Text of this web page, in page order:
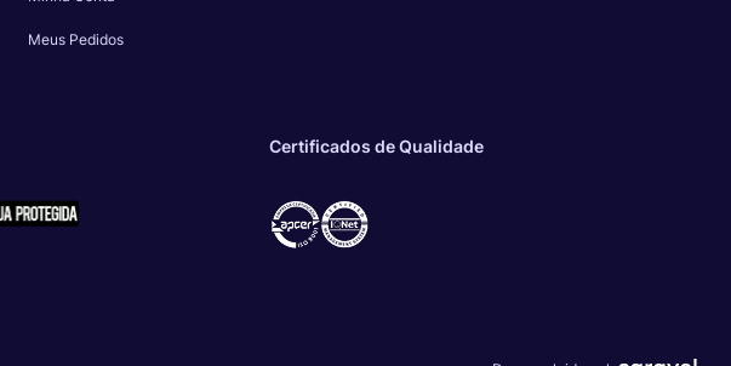
Meus Pedidos
Certificados de Qualidade